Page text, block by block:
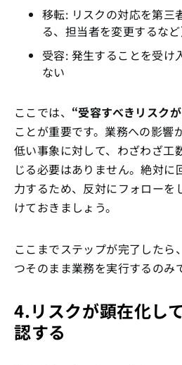
移転: リスクの対応を第三
る、担当者を変更するなど
受容: 発生することを受け
ない
ここでは、 “受容すべきリスク
ことが重要です。業務への影響
低い事象に対して、わざわざ工
じる必要はありません。絶対に
力するため、反対にフォローを
けておきましょう。
ここまでステップが完了したら
つそのまま業務を実行するのみ
4.リスクが顕在化し
認する